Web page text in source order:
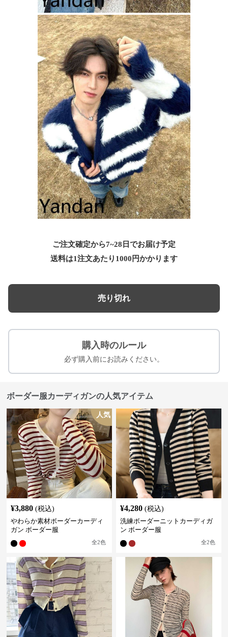
ご注文確定から7~28日でお届け予定
送料は1注文あたり 1000 円かかります
売り切れ
購入時のルール
必ず購入前にお読みください。
ボーダー服カーディガンの人気アイテム
人気
¥3,880 (税込)
やわらか素材ボーダーカーディ
ガン ボーダー服
全2色
¥4,280 (税込)
洗練ボーダーニットカーディガ
ン ボーダー服
全2色